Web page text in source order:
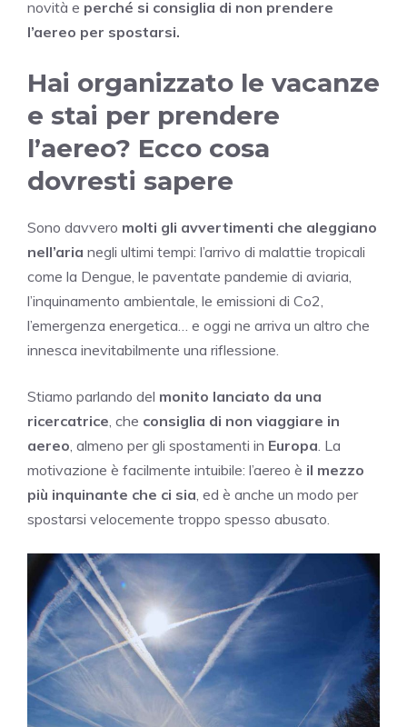
novità e perché si consiglia di non prendere
l’aereo per spostarsi.
Hai organizzato le vacanze
e stai per prendere
l’aereo? Ecco cosa
dovresti sapere
Sono davvero molti gli avvertimenti che aleggiano
nell’aria negli ultimi tempi: l’arrivo di malattie tropicali
come la Dengue, le paventate pandemie di aviaria,
l’inquinamento ambientale, le emissioni di Co2,
l’emergenza energetica… e oggi ne arriva un altro che
innesca inevitabilmente una riflessione.
Stiamo parlando del monito lanciato da una
ricercatrice , che consiglia di non viaggiare in
aereo , almeno per gli spostamenti in Europa . La
motivazione è facilmente intuibile: l’aereo è il mezzo
più inquinante che ci sia , ed è anche un modo per
spostarsi velocemente troppo spesso abusato.